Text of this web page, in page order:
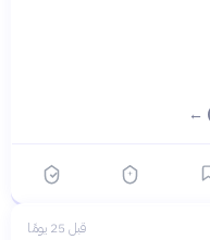
قبل 25 يومًا